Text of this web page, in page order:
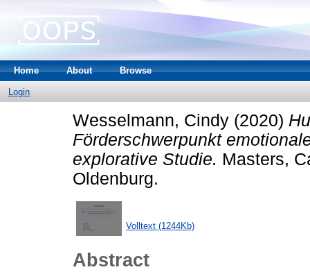
Home About Browse
Login
Wesselmann, Cindy (2020)
Förderschwerpunkt
explorative Studie. Masters,
Oldenburg.
Volltext (1244Kb)
Abstract